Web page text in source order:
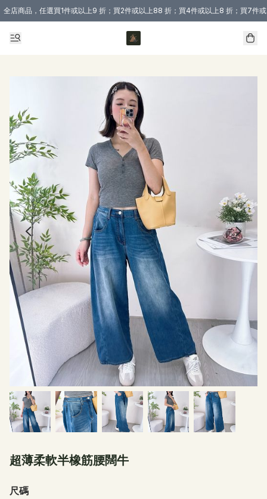
全店商品，任選買1件或以上9 折；買2件或以上88 折；買4件或以上8 折；買7件
購買 3 件商品或以上即享免運費優惠！（適用於 本地送貨、本地取貨 )
超薄柔軟半橡筋腰闊牛
尺碼